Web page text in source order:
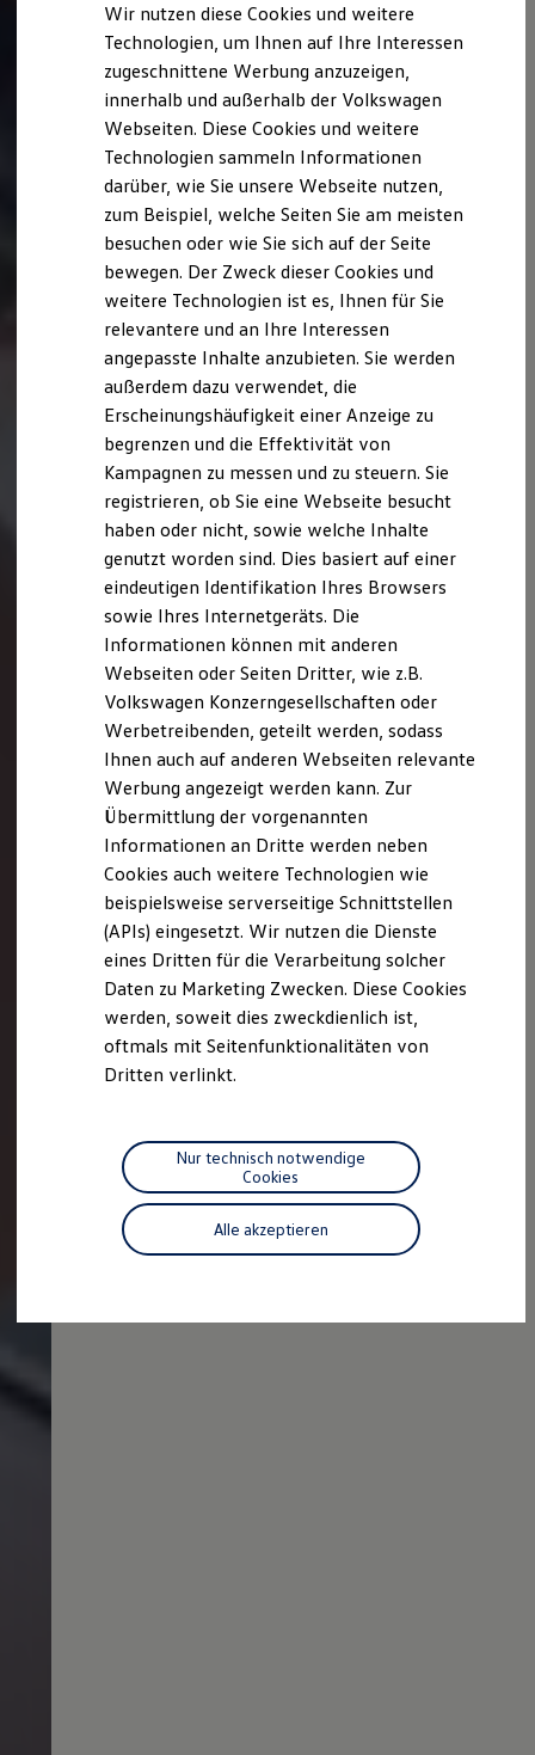
Laden unterwegs
Laden Zuhause
Ladestationen finden
Ladezeitensimulator
Batterie
Sicherheit
Nachhaltigkeit
Technologie
Kosten und Kauf
Verbrauchskosten
Kaufoptionen
E-Auto-Förderung
Software und Konnektivität
Die ID. Software 6
ID. Software Versionen und Updates
Digitale Extras
Schnittstellen zu Ihrem ID.
Marke und Erlebnis
Volkswagen R und R Experience
R-Modelle
R Experience
Driving Experience
Volkswagen entdecken
Werkbesichtigung
Lifestyle Shop
T-Roc Kollektion
Golf Kollektion
Volkswagen Kollektion
R-Kollektion
GTI Kollektion
Fußball Drop
we drive football
#wedriveproud
Besitzer und Service
myVolkswagen
Software Updates
Service und Ersatzteile
Inspektion und HU/AU
Reparaturen und Checks
Motorenöl und Flüssigkeiten
Räder und Reifen
Pannen- und Unfallhilfe
Economy Service
Volkswagen Teile
Zubehör
Modellspezifisches Zubehör
Individualisieren
Wallbox und Ladekabel
Digitale Extras
Dienste für Ihr Modell finden
Volkswagen Apps, Login und Shop
Handy und Fahrzeug verbinden
Vorgängermodelle
Wir nutzen diese Cookies und weitere
Technologien, um Ihnen auf Ihre Interessen
zugeschnittene Werbung anzuzeigen,
innerhalb und außerhalb der Volkswagen
Webseiten. Diese Cookies und weitere
Technologien sammeln Informationen
darüber, wie Sie unsere Webseite nutzen,
zum Beispiel, welche Seiten Sie am meisten
besuchen oder wie Sie sich auf der Seite
bewegen. Der Zweck dieser Cookies und
weitere Technologien ist es, Ihnen für Sie
relevantere und an Ihre Interessen
angepasste Inhalte anzubieten. Sie werden
außerdem dazu verwendet, die
Erscheinungshäufigkeit einer Anzeige zu
begrenzen und die Effektivität von
Kampagnen zu messen und zu steuern. Sie
registrieren, ob Sie eine Webseite besucht
haben oder nicht, sowie welche Inhalte
genutzt worden sind. Dies basiert auf einer
eindeutigen Identifikation Ihres Browsers
sowie Ihres Internetgeräts. Die
Informationen können mit anderen
Webseiten oder Seiten Dritter, wie z.B.
Volkswagen Konzerngesellschaften oder
Werbetreibenden, geteilt werden, sodass
Ihnen auch auf anderen Webseiten relevante
Werbung angezeigt werden kann. Zur
Übermittlung der vorgenannten
Informationen an Dritte werden neben
Cookies auch weitere Technologien wie
beispielsweise serverseitige Schnittstellen
(APIs) eingesetzt. Wir nutzen die Dienste
eines Dritten für die Verarbeitung solcher
Daten zu Marketing Zwecken. Diese Cookies
werden, soweit dies zweckdienlich ist,
oftmals mit Seitenfunktionalitäten von
Dritten verlinkt.
Alle akzeptieren
Nur technisch notwendige
Cookies